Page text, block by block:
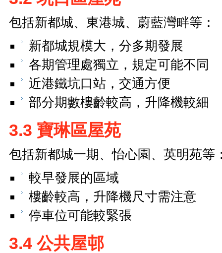
包括新都城、東港城、蔚藍灣畔等：
新都城規模大，分多期發展
各期管理處獨立，規定可能不同
近港鐵坑口站，交通方便
部分期數樓齡較高，升降機較細
3.3 寶琳區屋苑
包括新都城一期、怡心園、英明苑等
較早發展的區域
樓齡較高，升降機尺寸需注意
停車位可能較緊張
3.4 公共屋邨